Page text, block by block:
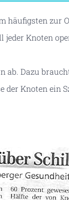
häufigsten zur
jeder Knoten
ab. Dazu
der Knoten ein